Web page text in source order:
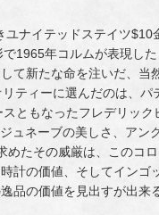
ユナイテッドステイツ
1965年コルムが表現した
て新たな命を注いだ、当
ティーに選んだのは、パ
ともなったフレデリック
ュネーブの美しさ、アン
めたその威厳は、このコ
計の価値、そしてインゴ
品の価値を見出すが出来